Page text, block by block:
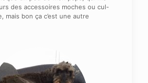
des accessoires moches ou cul-
mais bon ça c’est une autre